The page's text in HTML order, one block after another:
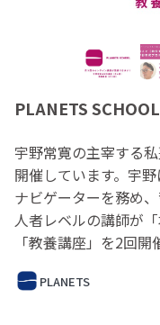
PLANETS SCHOOL
宇野常寛の主宰する
開催しています。宇
ナビゲーターを務め
人者レベルの講師が
「教養講座」を2回開
PLANETS